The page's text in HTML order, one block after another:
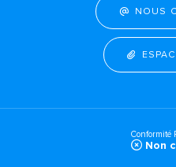
NOUS
Conformité
Non